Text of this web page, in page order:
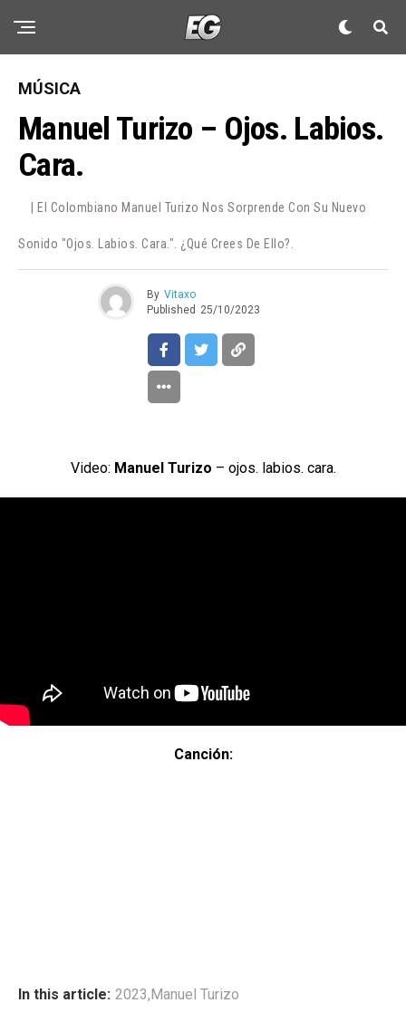
MÚSICA
Manuel Turizo – Ojos. Labios.
Cara.
| El Colombiano Manuel Turizo Nos Sorprende Con Su Nuevo
Sonido "ojos. Labios. Cara.". ¿Qué Crees De Ello?.
By Vitaxo
Published 25/10/2023
Video: Manuel Turizo – ojos. labios. cara.
Canción:
In this article: 2023,Manuel Turizo